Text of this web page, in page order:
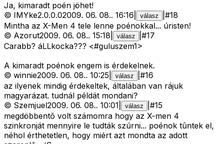
Ja, kimaradt poén jöhet!
© IMYke2.0.0.02009. 06. 08.. 16:16 válasz #18
Mintha az X-Men 4 tele lenne poénokkal... úristen!
© Azorut2009. 06. 08.. 15:18 válasz #17
Carabb? áLLkocka??? <#guluszem1>
A kimaradt poénok engem is érdekelnek.
© winnie2009. 06. 08.. 10:25 válasz #16
az ilyenek mindig érdekeltek, általában van rájuk
magyarázat. tudnál példát mondani?
© Szemjuel2009. 06. 08.. 10:01 válasz #15
megdöbbentõ volt számomra hogy az X-men 4
szinkronját mennyire le tudták szúrni... poénok tûntek el,
néhol érthetetlen, hogy miért azt mondta az adott